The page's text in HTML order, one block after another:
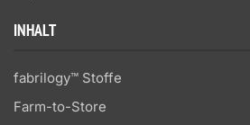
INHALT
fabrilogy™ Stoffe
Farm-to-Store